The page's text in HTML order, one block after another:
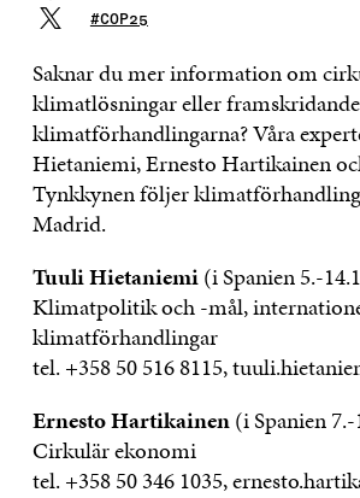
#COP25
Saknar du mer information om
klimatlösningar eller
klimatförhandlingarna? Våra
Hietaniemi, Ernesto Hartikainen
Tynkkynen följer
Madrid.
Tuuli Hietaniemi(i Spanien 5.-
Klimatpolitik och -mål,
klimatförhandlingar
tel. +358 50 516 8115,
Ernesto Hartikainen(i Spanien 7.-
Cirkulär ekonomi
tel. +358 50 346 1035,